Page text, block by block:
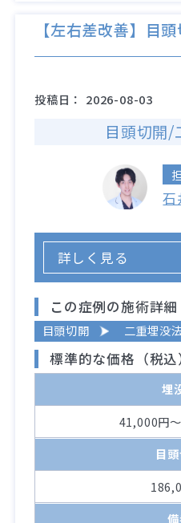
【左右差改善】目
投稿日： 2026-08-03
目頭切開/
石
詳しく見る
この症例の施術詳細
目頭切開 二重埋没
標準的な価格（税込
埋
41,000円
目